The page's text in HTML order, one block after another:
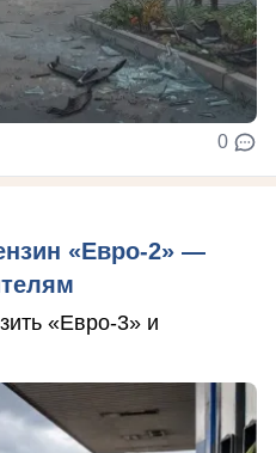
0
«Евро-2» —
«Евро-3» и